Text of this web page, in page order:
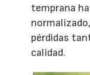
temprana
pérdidas
calidad.